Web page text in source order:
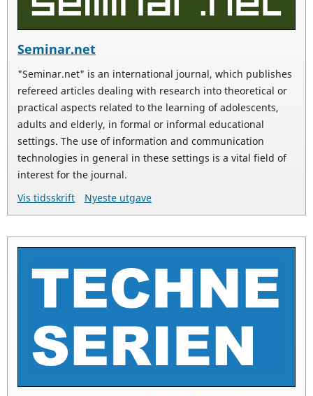
Seminar.net
"Seminar.net" is an international journal, which publishes
refereed articles dealing with research into theoretical or
practical aspects related to the learning of adolescents,
adults and elderly, in formal or informal educational
settings. The use of information and communication
technologies in general in these settings is a vital field of
interest for the journal.
Vis tidsskrift
Nyeste utgave